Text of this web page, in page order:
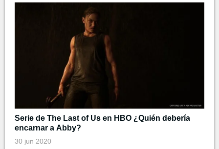
Serie de The Last of Us en HBO ¿Quién debería
encarnar a Abby?
30 jun 2020